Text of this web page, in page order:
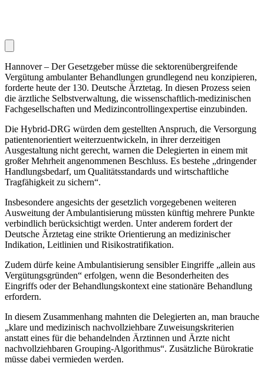
Hannover – Der Gesetzgeber müsse die sektorenübergreifende
Vergütung ambulanter Behandlungen grundlegend neu konzipieren,
forderte heute der 130. Deutsche Ärztetag. In diesen Prozess seien
die ärztliche Selbstverwaltung, die wissenschaftlich-medizinischen
Fachgesellschaften und Medizincontrollingexpertise einzubinden.
Die Hybrid-DRG würden dem gestellten Anspruch, die Versorgung
patientenorientiert weiterzuentwickeln, in ihrer derzeitigen
Ausgestaltung nicht gerecht, warnen die Delegierten in einem mit
großer Mehrheit angenommenen Beschluss. Es bestehe „dringender
Handlungsbedarf, um Qualitätsstandards und wirtschaftliche
Tragfähigkeit zu sichern“.
Insbesondere angesichts der gesetzlich vorgegebenen weiteren
Ausweitung der Ambulantisierung müssten künftig mehrere Punkte
verbindlich berücksichtigt werden. Unter anderem fordert der
Deutsche Ärztetag eine strikte Orientierung an medizinischer
Indikation, Leitlinien und Risikostratifikation.
Zudem dürfe keine Ambulantisierung sensibler Eingriffe „allein aus
Vergütungsgründen“ erfolgen, wenn die Besonderheiten des
Eingriffs oder der Behandlungskontext eine stationäre Behandlung
erfordern.
In diesem Zusammenhang mahnten die Delegierten an, man brauche
„klare und medizinisch nachvollziehbare Zuweisungskriterien
anstatt eines für die behandelnden Ärztinnen und Ärzte nicht
nachvollziehbaren Grouping-Algorithmus“. Zusätzliche Bürokratie
müsse dabei vermieden werden.